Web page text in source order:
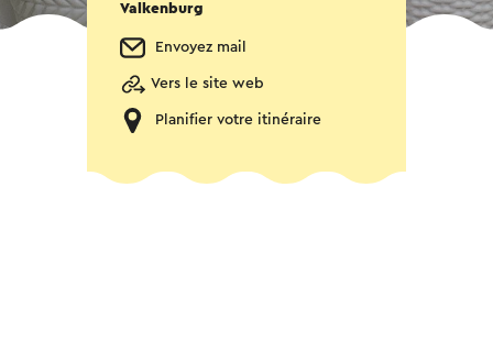
Valkenburg
Envoyez mail
Vers le site web
Planifier votre itinéraire